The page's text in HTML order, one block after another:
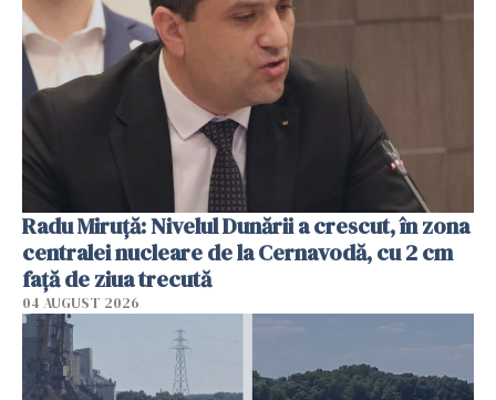
Radu Miruţă: Nivelul Dunării a crescut, în zona
centralei nucleare de la Cernavodă, cu 2 cm
faţă de ziua trecută
04 AUGUST 2026